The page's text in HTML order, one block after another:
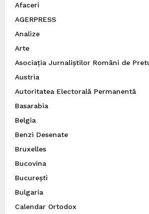
Afaceri
AGERPRESS
Analize
Arte
Asociația Jurnaliștilor Români de
Austria
Autoritatea Electorală Permanentă
Basarabia
Belgia
Benzi Desenate
Bruxelles
Bucovina
București
Bulgaria
Calendar Ortodox